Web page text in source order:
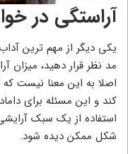
آراستگی در
یکی دیگر از مهم ترین
مد نظر قرار دهید، میزان
اصلا به این معنا نیست
کند و این مسئله برای
استفاده از یک سبک
شکل ممکن دیده شود.